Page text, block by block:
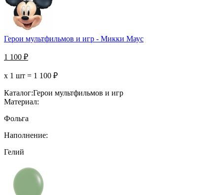
Герои мультфильмов и игр - Микки Маус
1 100 ₽
х 1 шт = 1 100 ₽
Каталог:Герои мультфильмов и игр
Материал:
Фольга
Наполнение:
Гелий